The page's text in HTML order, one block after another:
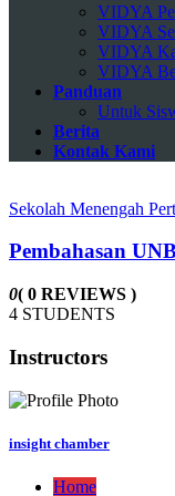
VIDYA
VIDYA
VIDYA
VIDYA
Panduan
Untuk
Berita
Kontak Kami
Sekolah Menengah
Pembahasan
0( 0 REVIEWS )
4 STUDENTS
Instructors
insight chamber
Home